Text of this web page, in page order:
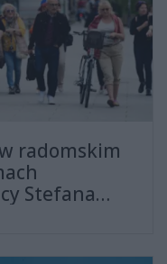
radomskim
Stefana